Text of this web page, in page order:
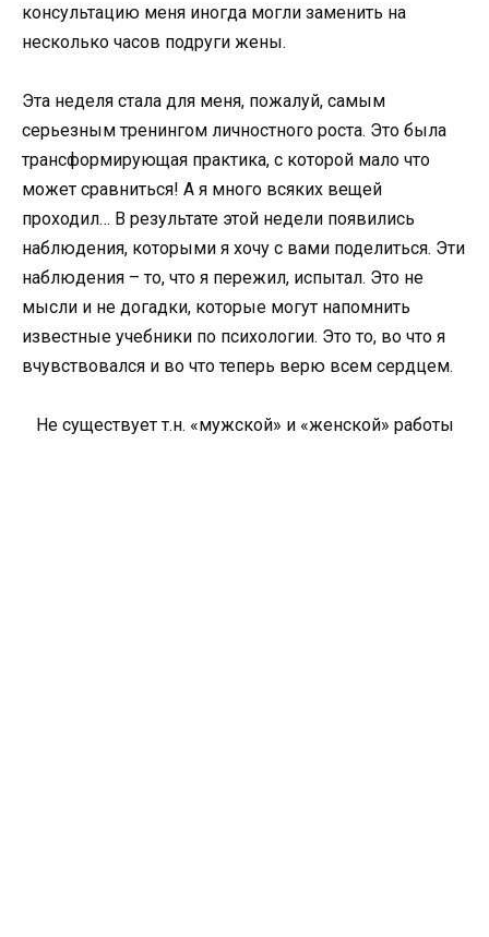
консультацию меня иногда могли заменить на
несколько часов подруги жены.
Эта неделя стала для меня, пожалуй, самым
серьезным тренингом личностного роста. Это была
трансформирующая практика, с которой мало что
может сравниться! А я много всяких вещей
проходил… В результате этой недели появились
наблюдения, которыми я хочу с вами поделиться. Эти
наблюдения – то, что я пережил, испытал. Это не
мысли и не догадки, которые могут напомнить
известные учебники по психологии. Это то, во что я
вчувствовался и во что теперь верю всем сердцем.
Не существует т.н. «мужской» и «женской» работы